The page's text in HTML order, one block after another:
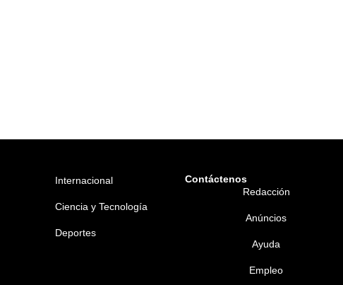
Internacional
Ciencia y Tecnología
Deportes
Contáctenos
Redacción
Anúncios
Ayuda
Empleo